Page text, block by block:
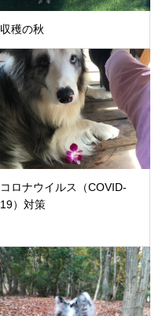
収穫の秋
コロナウイルス（COVID-
19）対策